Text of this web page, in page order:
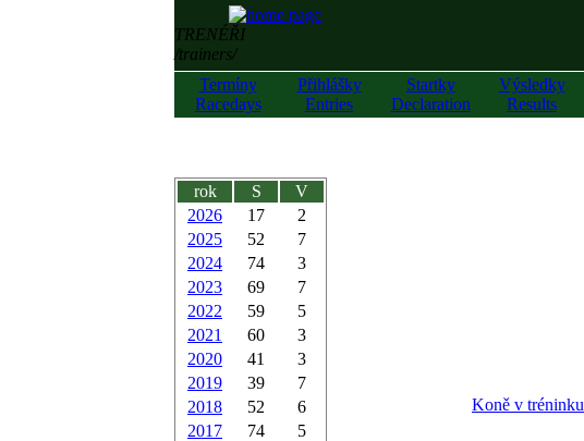
TRENÉŘI
/trainers/
Termíny
Racedays
Přihlášky
Entries
Startky
Declaration
Výsledky
Results
rok S
V
2026
17
2
2025
52
7
2024
74
3
2023
69
7
2022
59
5
2021
60
3
2020
41
3
2019
39
7
2018
52
6
2017
74
5
Koně v tréninku